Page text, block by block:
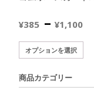
¥385 – ¥1,100
オプションを選択
の
品
商品カテゴリー